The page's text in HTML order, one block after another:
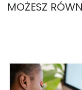
MOŻESZ